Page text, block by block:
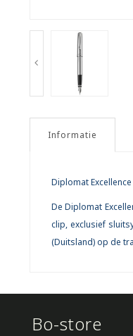
Informatie
Diplomat Excellence
De Diplomat
clip, exclusief
(Duitsland) op de
Bo-store